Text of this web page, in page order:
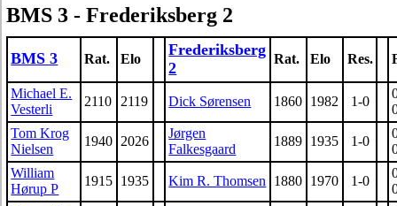
BMS 3 - Frederiksberg 2
BMS 3 Rat. Elo
Frederiksberg
2
Rat. Elo Res.
Michael E.
Vesterli
2110 2119 Dick Sørensen 1860 1982 1-0
Tom Krog
Nielsen
1940 2026
Jørgen
Falkesgaard
1889 1935 1-0
William
Hørup P
1915 1935 Kim R. Thomsen 1880 1970 1-0